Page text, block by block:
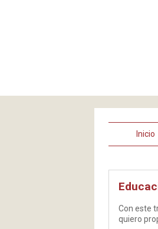
Inicio
Con este
quiero